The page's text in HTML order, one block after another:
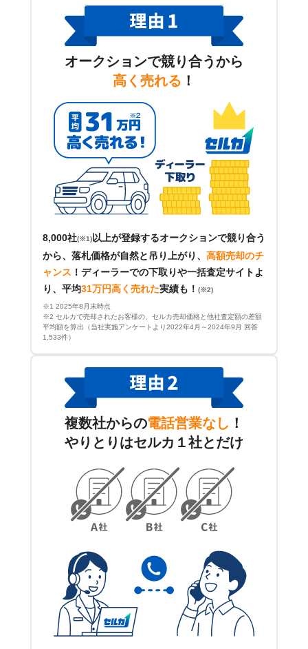
オークションで競り合うから
高く売れる ！
8,000社(※1) 以上が登録するオークションで競り合う
から、落札価格が自然と吊り上がり、 高額売却のチ
ャンス ！ ディーラーでの下取りや一括査定サイトよ
り、平均31万円高く売れた実績も！ (※2)
※1 2025年8月末時点
※2 セルカで売却されたお客様の、セルカ売却価格と他社査定額の差額
平均額を算出（当社実施アンケートより2022年4月～2024年9月 回答
1,533件）
複数社からの電話営業なし ！
やりとりはセルカ１社とだけ